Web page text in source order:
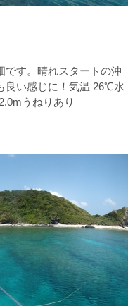
です。晴れスタートの沖
良い感じに！気温 26℃水
うねりあり